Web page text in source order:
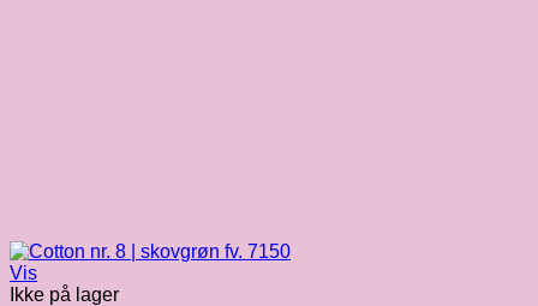
Vis
Ikke på lager